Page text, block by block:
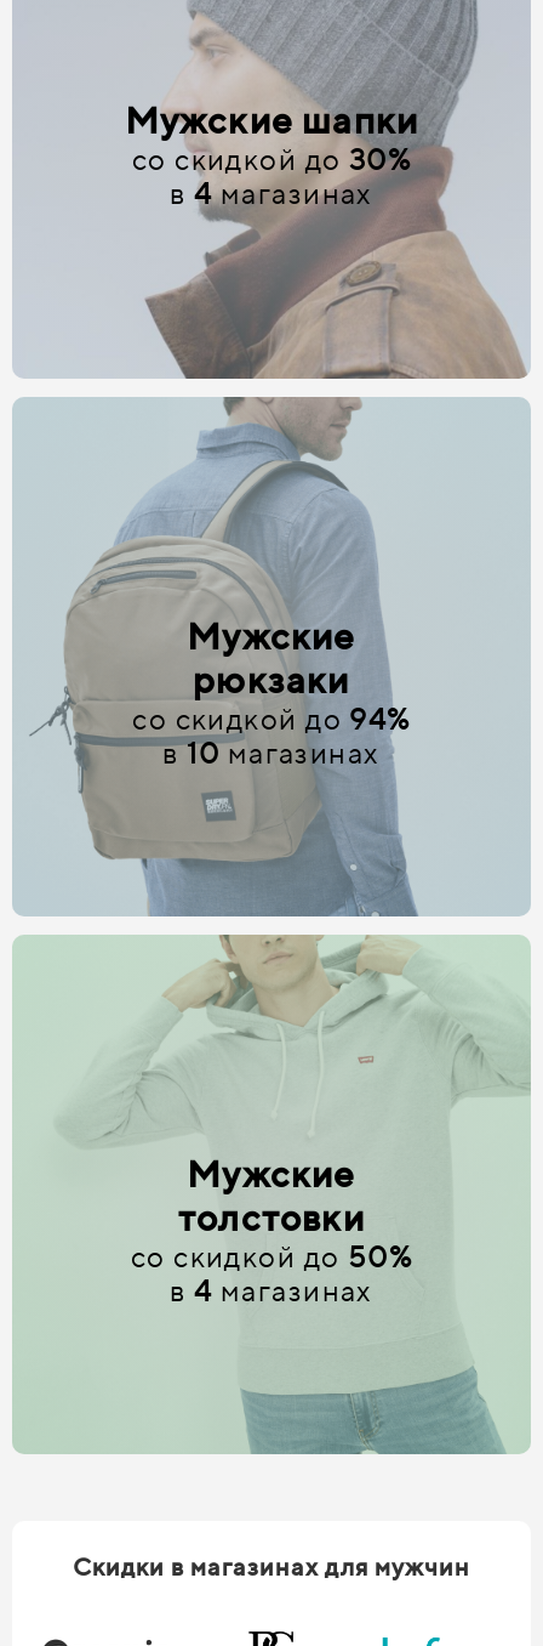
Мужские шапки
со скидкой до 30%
в4магазинах
Мужские
рюкзаки
со скидкой до 94%
в10магазинах
Мужские
толстовки
со скидкой до 50%
в4 магазинах
Скидки в магазинах для мужчин